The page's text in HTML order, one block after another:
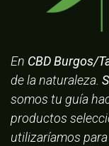
En CBD Burgos/
de la naturaleza.
somos tu guía
productos
utilizaríamos